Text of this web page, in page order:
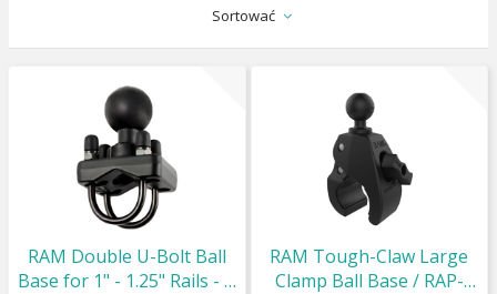
Sortować
RAM Double U-Bolt Ball
Base for 1" - 1.25" Rails - C
RAM Tough-Claw Large
Clamp Ball Base / RAP-